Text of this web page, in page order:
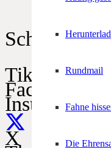
Rundmail
Fahne
Die
Schützen im
TikTok
Facebook
Instagram
X